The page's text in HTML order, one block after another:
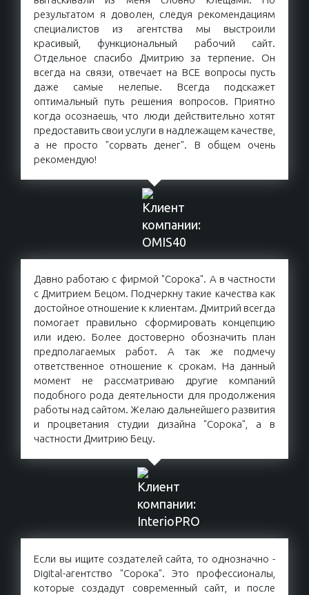
результатом я доволен, следуя рекомендациям
специалистов из агентства мы выстроили
красивый, функциональный рабочий сайт.
Отдельное спасибо Дмитрию за терпение. Он
всегда на связи, отвечает на ВСЕ вопросы пусть
даже самые нелепые. Всегда подскажет
оптимальный путь решения вопросов. Приятно
когда осознаешь, что люди действительно хотят
предоставить свои услуги в надлежащем качестве,
а не просто "сорвать денег". В общем очень
рекомендую!
Давно работаю с фирмой "Сорока". А в частности
с Дмитрием Бецом. Подчеркну такие качества как
достойное отношение к клиентам. Дмитрий всегда
помогает правильно сформировать концепцию
или идею. Более достоверно обозначить план
предполагаемых работ. А так же подмечу
ответственное отношение к срокам. На данный
момент не рассматриваю другие компаний
подобного рода деятельности для продолжения
работы над сайтом. Желаю дальнейшего развития
и процветания студии дизайна "Сорока", а в
частности Дмитрию Бецу.
Если вы ищите создателей сайта, то однозначно -
Digital-агентство "Сорока". Это профессионалы,
которые создадут современный сайт, и после